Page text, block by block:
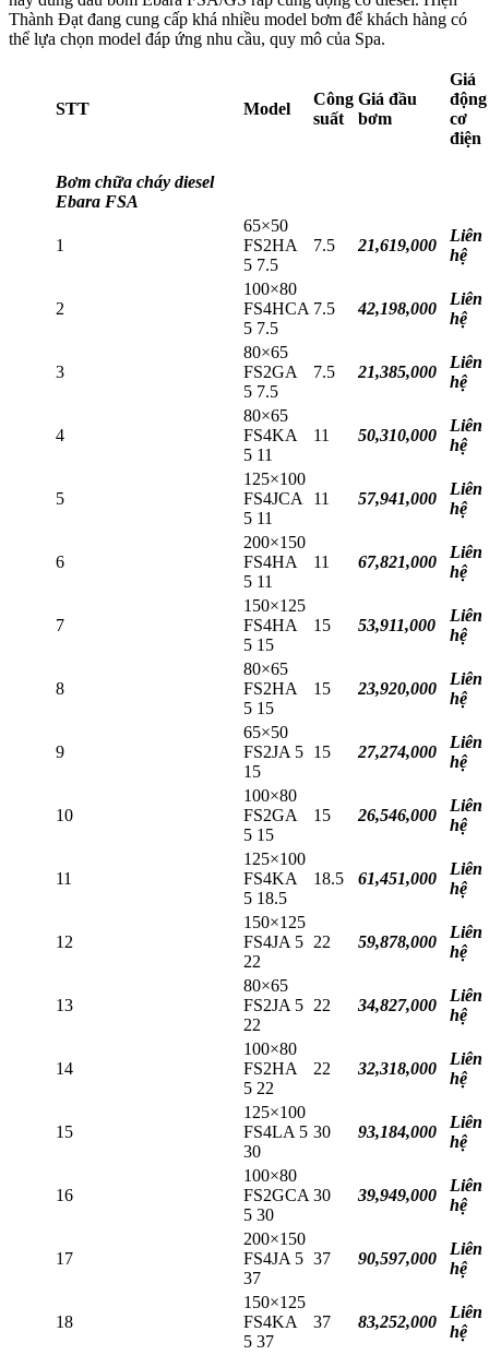
Thành Đạt đang cung cấp khá nhiều model bơm để khách hàng có
thể lựa chọn model đáp ứng nhu cầu, quy mô của Spa.
STT Model
Công
suất
Giá đầu
bơm
Giá
động
cơ
điện
Bơm chữa cháy diesel
Ebara FSA
1
65×50
FS2HA
5 7.5
7.5 21,619,000
Liên
hệ
2
100×80
FS4HCA
5 7.5
7.5 42,198,000
Liên
hệ
3
80×65
FS2GA
5 7.5
7.5 21,385,000
Liên
hệ
4
80×65
FS4KA
5 11
11 50,310,000
Liên
hệ
5
125×100
FS4JCA
5 11
11 57,941,000
Liên
hệ
6
200×150
FS4HA
5 11
11 67,821,000
Liên
hệ
7
150×125
FS4HA
5 15
15 53,911,000
Liên
hệ
8
80×65
FS2HA
5 15
15 23,920,000
Liên
hệ
9
65×50
FS2JA 5
15
15 27,274,000
Liên
hệ
10
100×80
FS2GA
5 15
15 26,546,000
Liên
hệ
11
125×100
FS4KA
5 18.5
18.5 61,451,000
Liên
hệ
12
150×125
FS4JA 5
22
22 59,878,000
Liên
hệ
13
80×65
FS2JA 5
22
22 34,827,000
Liên
hệ
14
100×80
FS2HA
5 22
22 32,318,000
Liên
hệ
15
125×100
FS4LA 5
30
30 93,184,000
Liên
hệ
16
100×80
FS2GCA
5 30
30 39,949,000
Liên
hệ
17
200×150
FS4JA 5
37
37 90,597,000
Liên
hệ
18
150×125
FS4KA
5 37
37 83,252,000
Liên
hệ